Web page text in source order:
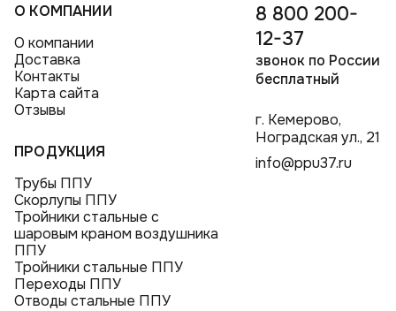
О КОМПАНИИ
О компании
Доставка
Контакты
Карта сайта
Отзывы
ПРОДУКЦИЯ
Трубы ППУ
Скорлупы ППУ
Тройники стальные с
шаровым краном воздушника
ППУ
Тройники стальные ППУ
Переходы ППУ
Отводы стальные ППУ
8 800 200-
12-37
звонок по России
бесплатный
г. Кемерово,
Ноградская ул., 21
info@ppu37.ru